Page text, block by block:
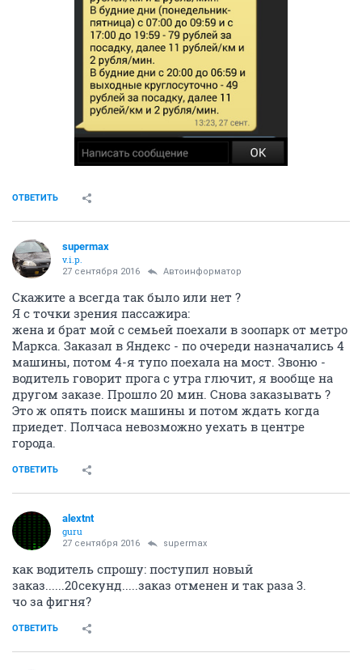
ОТВЕТИТЬ
supermax
v.i.p.
27 сентября 2016 Автоинформатор
Скажите а всегда так было или нет ?
Я с точки зрения пассажира:
жена и брат мой с семьей поехали в зоопарк от метро
Маркса. Заказал в Яндекс - по очереди назначались 4
машины, потом 4-я тупо поехала на мост. Звоню -
водитель говорит прога с утра глючит, я вообще на
другом заказе. Прошло 20 мин. Снова заказывать ?
Это ж опять поиск машины и потом ждать когда
приедет. Полчаса невозможно уехать в центре
города.
ОТВЕТИТЬ
alextnt
guru
27 сентября 2016 supermax
как водитель спрошу: поступил новый
заказ......20секунд.....заказ отменен и так раза 3.
чо за фигня?
ОТВЕТИТЬ